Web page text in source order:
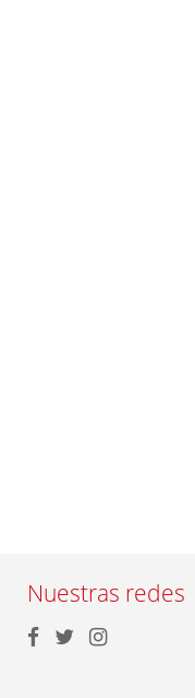
Nuestras redes